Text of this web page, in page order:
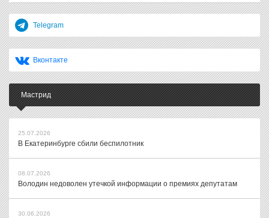
Telegram
Вконтакте
Мастрид
25.07.2026
В Екатеринбурге сбили беспилотник
08.07.2026
Володин недоволен утечкой информации о премиях депутатам
30.06.2026